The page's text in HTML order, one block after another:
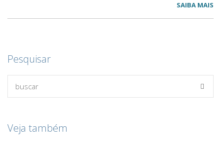
SAIBA MAIS
Pesquisar
Veja também